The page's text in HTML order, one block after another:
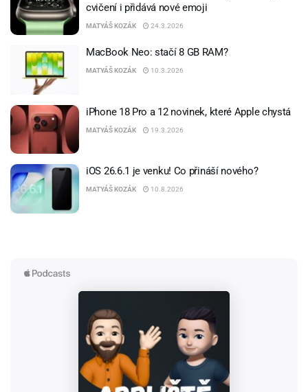
cvičení i přidává nové emoji
MATYÁŠ KOZÁK 24.3.2026
MacBook Neo: stačí 8 GB RAM?
MATYÁŠ KOZÁK 10.3.2026
iPhone 18 Pro a 12 novinek, které Apple chystá
MATYÁŠ KOZÁK 19.3.2026
iOS 26.6.1 je venku! Co přináší nového?
MATYÁŠ KOZÁK 10.8.2026